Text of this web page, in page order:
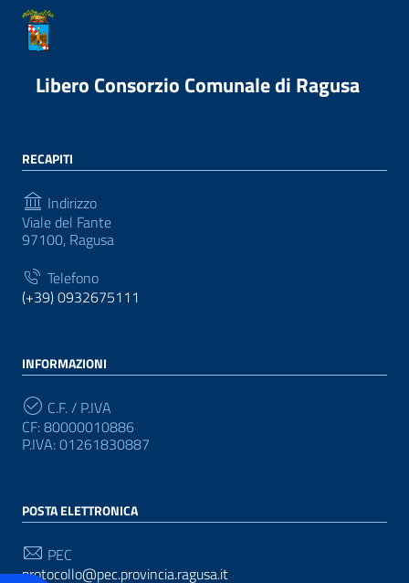
Libero Consorzio Comunale di Ragusa
RECAPITI
Indirizzo
Viale del Fante
97100, Ragusa
Telefono
(+39) 0932675111
INFORMAZIONI
C.F. / P.IVA
CF: 80000010886
P.IVA: 01261830887
POSTA ELETTRONICA
PEC
protocollo@pec.provincia.ragusa.it